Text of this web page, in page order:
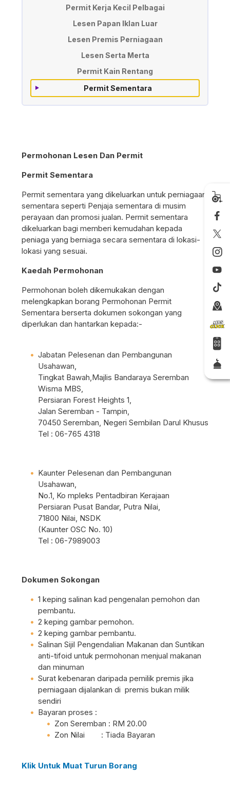
Permit Kerja Kecil Pelbagai
Lesen Papan Iklan Luar
Lesen Premis Perniagaan
Lesen Serta Merta
Permit Kain Rentang
Permit Sementara
Permohonan Lesen Dan Permit
Permit Sementara
Permit sementara yang dikeluarkan untuk perniagaan
sementara seperti Penjaja sementara di musim
perayaan dan promosi jualan. Permit sementara
dikeluarkan bagi memberi kemudahan kepada
peniaga yang berniaga secara sementara di lokasi-
lokasi yang sesuai.
Kaedah Permohonan
Permohonan boleh dikemukakan dengan
melengkapkan borang Permohonan Permit
Sementara berserta dokumen sokongan yang
diperlukan dan hantarkan kepada:-
Jabatan Pelesenan dan Pembangunan
Usahawan,
Tingkat Bawah,Majlis Bandaraya Seremban
Wisma MBS,
Persiaran Forest Heights 1,
Jalan Seremban - Tampin,
70450 Seremban, Negeri Sembilan Darul Khusus
Tel : 06-765 4318
Kaunter Pelesenan dan Pembangunan
Usahawan,
No.1, Ko mpleks Pentadbiran Kerajaan
Persiaran Pusat Bandar, Putra Nilai,
71800 Nilai, NSDK
(Kaunter OSC No. 10)
Tel : 06-7989003
Dokumen Sokongan
1 keping salinan kad pengenalan pemohon dan
pembantu.
2 keping gambar pemohon.
2 keping gambar pembantu.
Salinan Sijil Pengendalian Makanan dan Suntikan
anti-tifoid untuk permohonan menjual makanan
dan minuman
Surat kebenaran daripada pemilik premis jika
perniagaan dijalankan di premis bukan milik
sendiri
Bayaran proses :
Zon Seremban : RM 20.00
Zon Nilai : Tiada Bayaran
Klik Untuk Muat Turun Borang